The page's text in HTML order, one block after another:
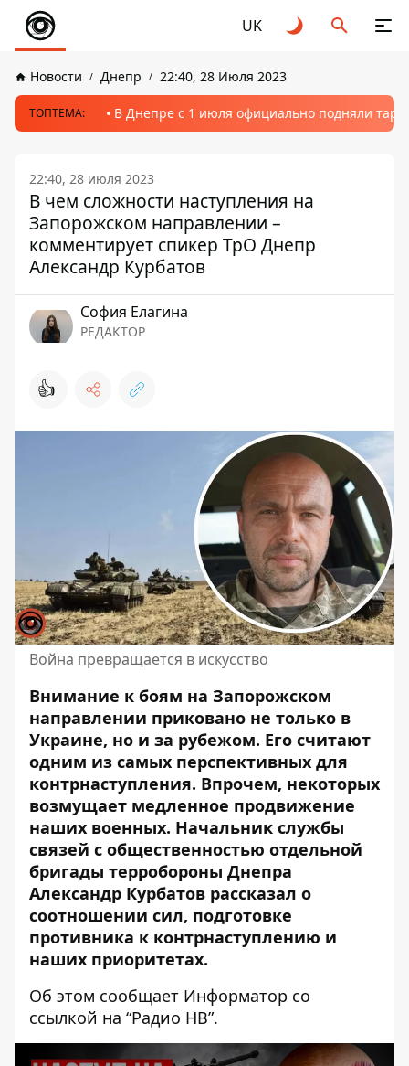
UK
Новости Днепр 22:40, 28 Июля 2023
ТОПТЕМА: В Днепре с 1 июля официально подняли
22:40, 28 июля 2023
В чем сложности наступления на
Запорожском направлении –
комментирует спикер ТрО Днепр
Александр Курбатов
София Елагина
РЕДАКТОР
👍
Война превращается в искусство
Внимание к боям на Запорожском
направлении приковано не только в
Украине, но и за рубежом. Его считают
одним из самых перспективных для
контрнаступления. Впрочем, некоторых
возмущает медленное продвижение
наших военных. Начальник службы
связей с общественностью отдельной
бригады терробороны Днепра
Александр Курбатов рассказал о
соотношении сил, подготовке
противника к контрнаступлению и
наших приоритетах.
Об этом сообщает Информатор со
ссылкой на “Радио НВ”.